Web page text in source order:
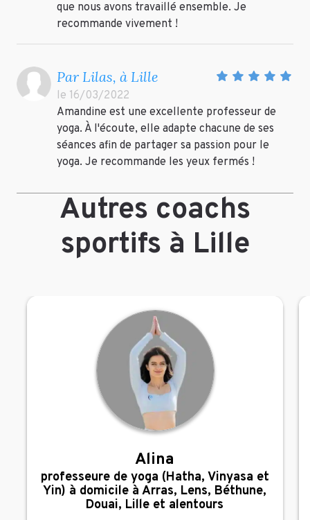
que nous avons travaillé ensemble. Je
recommande vivement !
Par Lilas, à Lille
le 16/03/2022
Amandine est une excellente professeur de
yoga. À l'écoute, elle adapte chacune de ses
séances afin de partager sa passion pour le
yoga. Je recommande les yeux fermés !
Autres coachs
sportifs à Lille
Alina
,
professeure de yoga (Hatha, Vinyasa et
Yin) à domicile à Arras, Lens, Béthune,
Douai, Lille et alentours